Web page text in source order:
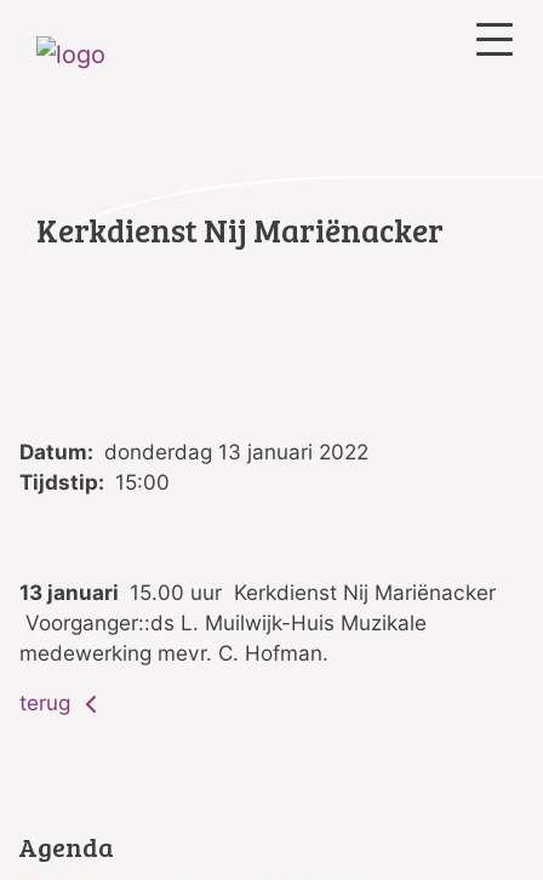
Kerkdienst Nij Mariënacker
Datum: donderdag 13 januari 2022
Tijdstip: 15:00
13 januari 15.00 uur Kerkdienst Nij Mariënacker
Voorganger::ds L. Muilwijk-Huis Muzikale
medewerking mevr. C. Hofman.
terug
Agenda